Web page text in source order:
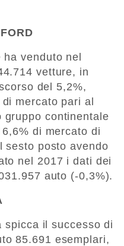
ha venduto nel
vetture, in
del 5,2%,
mercato pari al
gruppo continentale
di mercato di
sesto posto avendo
nel 2017 i dati dei
auto (-0,3%).
spicca il successo di
85.691 esemplari,